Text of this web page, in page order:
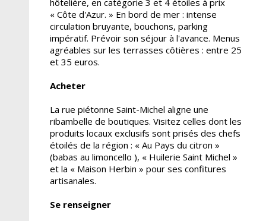
« Côte d'Azur. » En bord de mer : intense
circulation bruyante, bouchons, parking
impératif. Prévoir son séjour à l'avance. Menus
agréables sur les terrasses côtières : entre 25
et 35 euros.
Acheter
La rue piétonne Saint-Michel aligne une
ribambelle de boutiques. Visitez celles dont les
produits locaux exclusifs sont prisés des chefs
étoilés de la région : « Au Pays du citron »
(babas au limoncello ), « Huilerie Saint Michel »
et la « Maison Herbin » pour ses confitures
artisanales.
Se renseigner